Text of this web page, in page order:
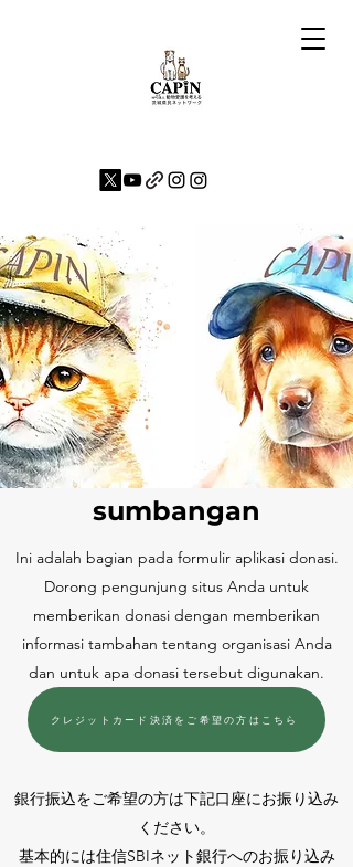
sumbangan
Ini adalah bagian pada formulir aplikasi donasi.
Dorong pengunjung situs Anda untuk
memberikan donasi dengan memberikan
informasi tambahan tentang organisasi Anda
dan untuk apa donasi tersebut digunakan.
​クレジットカード決済をご希望の方はこちら
​銀行振込をご希望の方は下記口座にお振り込み
ください。
​基本的には住信SBIネット銀行へのお振り込み